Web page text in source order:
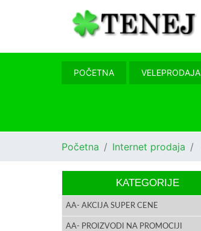
POČETNA VELEPRODAJA
Početna Internet prodaja
KATEGORIJE
AA- AKCIJA SUPER CENE
AA- PROIZVODI NA PROMOCIJI